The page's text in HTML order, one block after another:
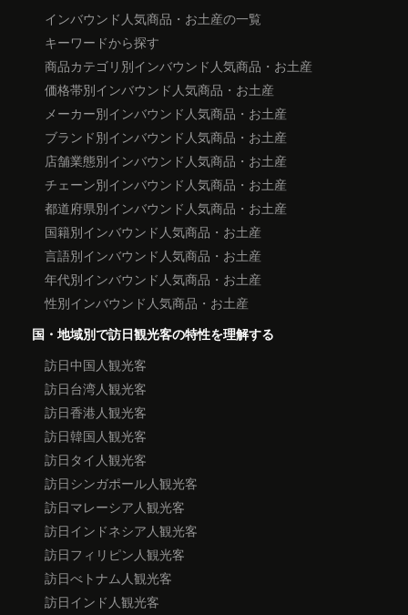
インバウンド人気商品・お土産の一覧
キーワードから探す
商品カテゴリ別インバウンド人気商品・お土産
価格帯別インバウンド人気商品・お土産
メーカー別インバウンド人気商品・お土産
ブランド別インバウンド人気商品・お土産
店舗業態別インバウンド人気商品・お土産
チェーン別インバウンド人気商品・お土産
都道府県別インバウンド人気商品・お土産
国籍別インバウンド人気商品・お土産
言語別インバウンド人気商品・お土産
年代別インバウンド人気商品・お土産
性別インバウンド人気商品・お土産
国・地域別で訪日観光客の特性を理解する
訪日中国人観光客
訪日台湾人観光客
訪日香港人観光客
訪日韓国人観光客
訪日タイ人観光客
訪日シンガポール人観光客
訪日マレーシア人観光客
訪日インドネシア人観光客
訪日フィリピン人観光客
訪日べトナム人観光客
訪日インド人観光客